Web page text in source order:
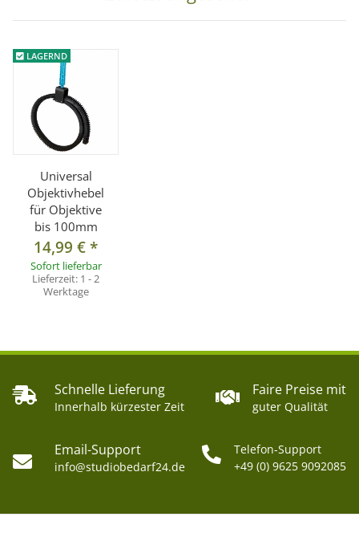
LAGERND
Universal
Objektivhebel
für Objektive
bis 100mm
14,99 €*
Sofort lieferbar
Lieferzeit: 1 - 2
Werktage
Schnelle Lieferung
Innerhalb kürzester Zeit
Faire Preise mit
guter Qualität
Email-Support
info@studiobedarf24.de
Telefon-Support
+49 (0) 9625 9092085